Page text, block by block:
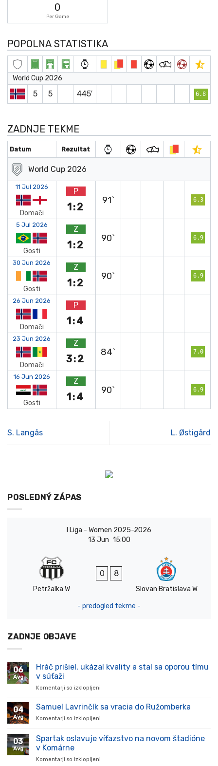
0
Per Game
POPOLNA STATISTIKA
World Cup 2026
5 5 445′ 6.8
ZADNJE TEKME
Datum Rezultat
World Cup 2026
11 Jul 2026
Domači
P
1:2
91` 6.3
5 Jul 2026
Gosti
Z
1:2
90` 6.9
30 Jun 2026
Gosti
Z
1:2
90` 6.9
26 Jun 2026
Domači
P
1:4
23 Jun 2026
Domači
Z
3:2
84` 7.0
16 Jun 2026
Gosti
Z
1:4
90` 6.9
S. Langås L. Østigård
POSLEDNÝ ZÁPAS
I Liga - Women 2025-2026
13 Jun 15:00
Petržalka W
0 8
Slovan Bratislava W
- predogled tekme -
ZADNJE OBJAVE
06
Avg
Hráč prišiel, ukázal kvality a stal sa oporou tímu
v súťaži
Komentarji so izklopljeni
prišiel,
stal
04
Avg
Samuel Lavrinčík sa vracia do Ružomberka
Komentarji so izklopljeni
Lavrinčík
sa
03
Avg
Spartak oslavuje víťazstvo na novom štadióne
v Komárne
Komentarji so izklopljeni